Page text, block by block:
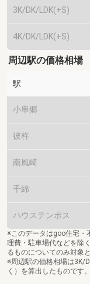
3K/DK/LDK(+S)
4K/DK/LDK(+S)
周辺駅の価格相場
駅
小串郷
彼杵
南風崎
千綿
ハウステンボス
※このデータはgoo住宅・
理費・駐車場代などを除
るものについてのみ対象と
※周辺駅の価格相場は3K/
く）を算出したものです。